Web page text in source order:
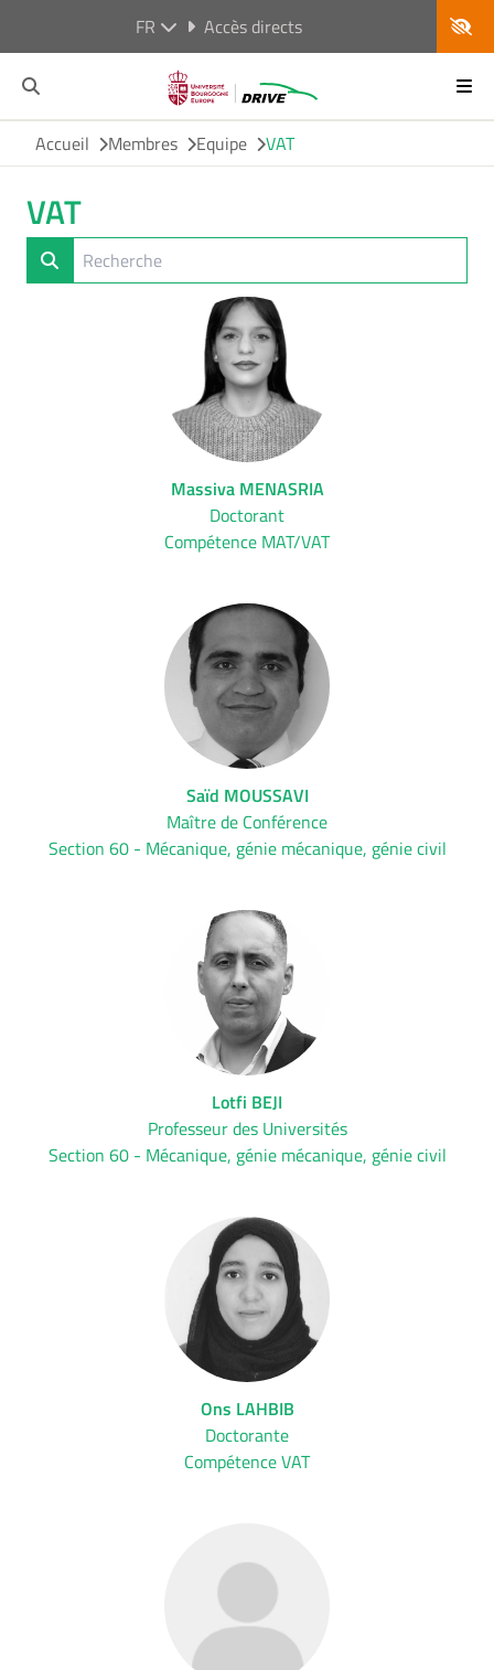
FR Accès directs
Accueil Membres Equipe VAT
VAT
Massiva MENASRIA
Doctorant
Compétence MAT/VAT
Saïd MOUSSAVI
Maître de Conférence
Section 60 - Mécanique, génie mécanique, génie civil
Lotfi BEJI
Professeur des Universités
Section 60 - Mécanique, génie mécanique, génie civil
Ons LAHBIB
Doctorante
Compétence VAT